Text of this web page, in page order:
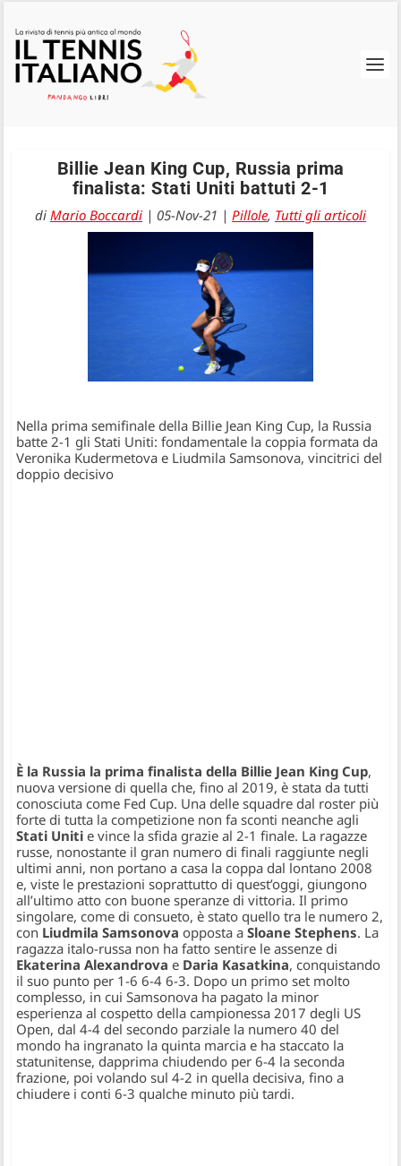
Billie Jean King Cup, Russia prima
finalista: Stati Uniti battuti 2-1
di Mario Boccardi | 05-Nov-21 | Pillole, Tutti gli articoli
Nella prima semifinale della Billie Jean King Cup, la Russia
batte 2-1 gli Stati Uniti: fondamentale la coppia formata da
Veronika Kudermetova e Liudmila Samsonova, vincitrici del
doppio decisivo
È la Russia la prima finalista della Billie Jean King Cup,
nuova versione di quella che, fino al 2019, è stata da tutti
conosciuta come Fed Cup. Una delle squadre dal roster più
forte di tutta la competizione non fa sconti neanche agli
Stati Uniti e vince la sfida grazie al 2-1 finale. La ragazze
russe, nonostante il gran numero di finali raggiunte negli
ultimi anni, non portano a casa la coppa dal lontano 2008
e, viste le prestazioni soprattutto di quest’oggi, giungono
all’ultimo atto con buone speranze di vittoria. Il primo
singolare, come di consueto, è stato quello tra le numero 2,
con Liudmila Samsonova opposta a Sloane Stephens. La
ragazza italo-russa non ha fatto sentire le assenze di
Ekaterina Alexandrova e Daria Kasatkina, conquistando
il suo punto per 1-6 6-4 6-3. Dopo un primo set molto
complesso, in cui Samsonova ha pagato la minor
esperienza al cospetto della campionessa 2017 degli US
Open, dal 4-4 del secondo parziale la numero 40 del
mondo ha ingranato la quinta marcia e ha staccato la
statunitense, dapprima chiudendo per 6-4 la seconda
frazione, poi volando sul 4-2 in quella decisiva, fino a
chiudere i conti 6-3 qualche minuto più tardi.